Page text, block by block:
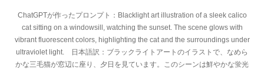
ChatGPTが作ったプロンプト：Blacklight art illustration of a sleek calico
cat sitting on a windowsill, watching the sunset. The scene glows with
vibrant fluorescent colors, highlighting the cat and the surroundings under
ultraviolet light. 日本語訳：ブラックライトアートのイラストで、なめら
かな三毛猫が窓辺に座り、夕日を見ています。このシーンは鮮やかな蛍光